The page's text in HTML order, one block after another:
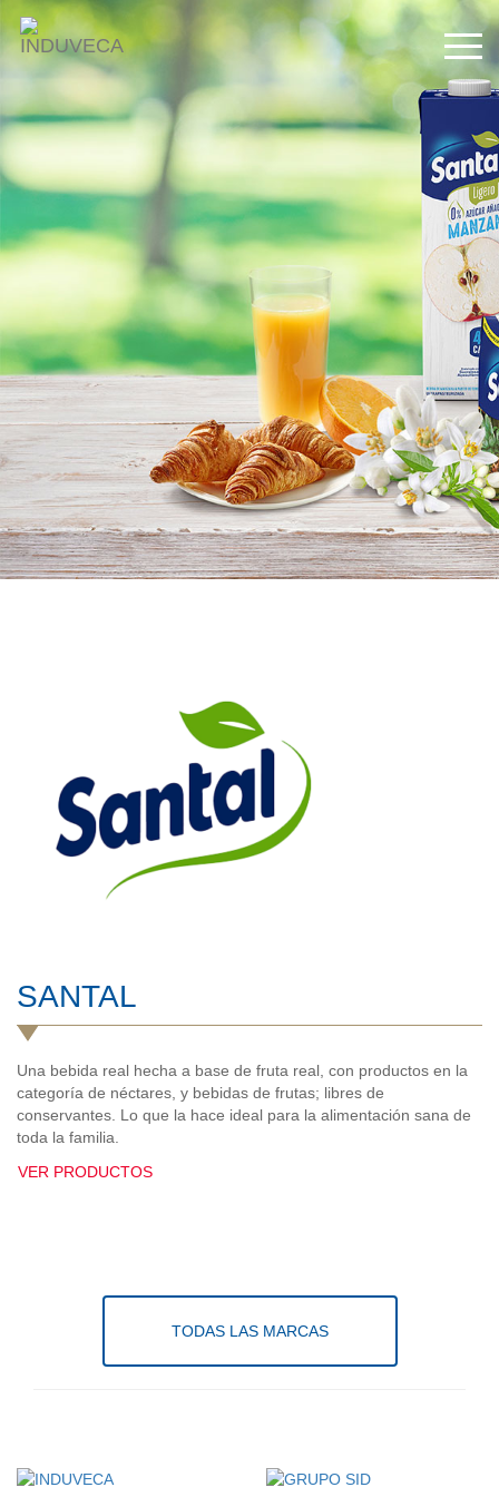
SANTAL
Una bebida real hecha a base de fruta real, con productos en la
categoría de néctares, y bebidas de frutas; libres de
conservantes. Lo que la hace ideal para la alimentación sana de
toda la familia.
VER PRODUCTOS
TODAS LAS MARCAS